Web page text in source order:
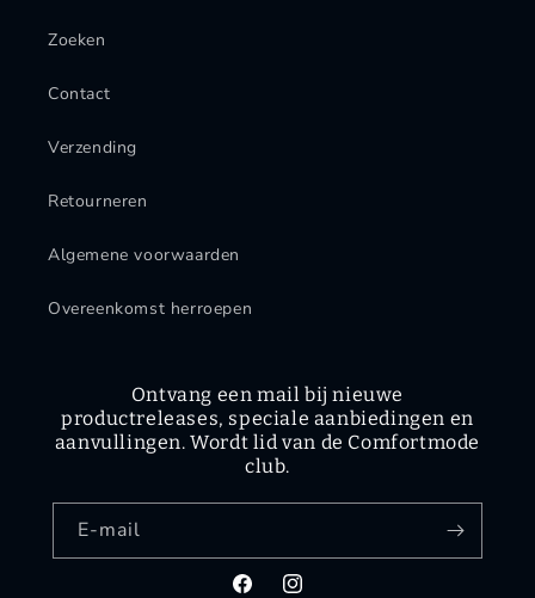
Zoeken
Contact
Verzending
Retourneren
Algemene voorwaarden
Overeenkomst herroepen
Ontvang een mail bij nieuwe
productreleases, speciale aanbiedingen en
aanvullingen. Wordt lid van de Comfortmode
club.
E‑mail